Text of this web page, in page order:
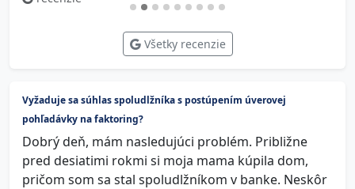
Všetky recenzie
Vyžaduje sa súhlas spoludlžníka s postúpením úverovej
pohľadávky na faktoring?
Dobrý deň, mám nasledujúci problém. Približne
pred desiatimi rokmi si moja mama kúpila dom,
pričom som sa stal spoludlžníkom v banke. Neskôr